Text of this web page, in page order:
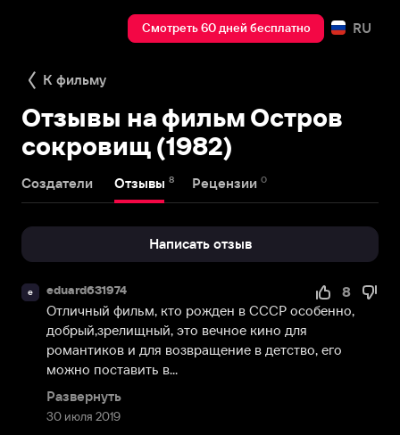
Смотреть 60 дней бесплатно RU
К фильму
Отзывы на фильм Остров
сокровищ (1982)
Создатели Отзывы 8 Рецензии 0
Написать отзыв
e eduard631974
30 июля 2019
8
Отличный фильм, кто рожден в СССР особенно,
добрый,зрелищный, это вечное кино для
романтиков и для возвращение в детство, его
можно поставить в...
Развернуть